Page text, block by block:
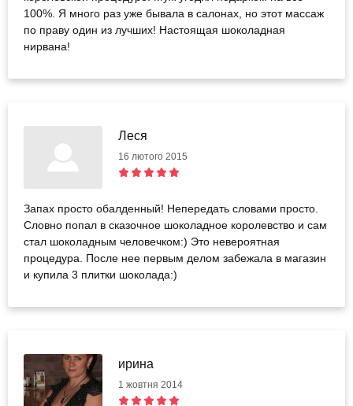
100%. Я много раз уже бывала в салонах, но этот массаж
по праву один из лучших! Настоящая шоколадная
нирвана!
Леся
16 лютого 2015
Запах просто обалденный! Непередать словами просто.
Словно попал в сказочное шоколадное королевство и сам
стал шоколадным человечком:) Это невероятная
процедура. После нее первым делом забежала в магазин
и купила 3 плитки шоколада:)
ирина
1 жовтня 2014